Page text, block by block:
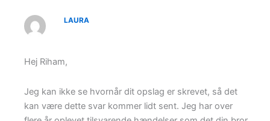
LAURA
Hej Riham,
Jeg kan ikke se hvornår dit opslag er skrevet, så det
kan være dette svar kommer lidt sent. Jeg har over